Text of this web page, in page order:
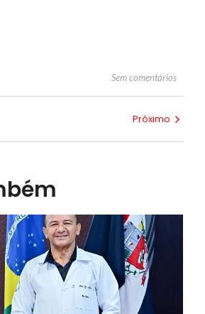
Sem comentários
Próximo